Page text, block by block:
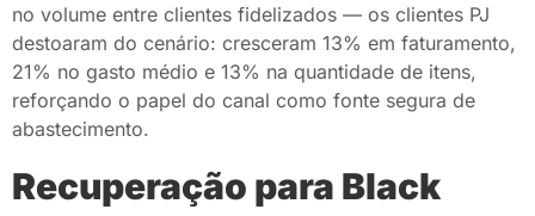
no volume entre clientes fidelizados — os clientes PJ
destoaram do cenário: cresceram 13% em faturamento,
21% no gasto médio e 13% na quantidade de itens,
reforçando o papel do canal como fonte segura de
abastecimento.
Recuperação para Black